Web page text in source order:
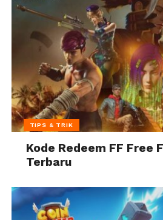
TIPS & TRIK
Kode Redeem FF Free
Terbaru